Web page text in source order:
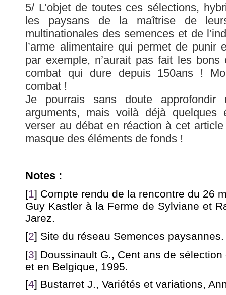
5/ L’objet de toutes ces sélections,
les paysans de la maîtrise de
multinationales des semences et de
l’arme alimentaire qui permet de punir
par exemple, n’aurait pas fait les
combat qui dure depuis 150ans !
combat !
Je pourrais sans doute
arguments, mais voilà déjà
verser au débat en réaction à cet
masque des éléments de fonds !
Notes :
[1] Compte rendu de la rencontre du 26
Guy Kastler à la Ferme de Sylviane et
Jarez.
[2] Site du réseau Semences paysannes.
[3] Doussinault G., Cent ans de
et en Belgique, 1995.
[4] Bustarret J., Variétés et variations,